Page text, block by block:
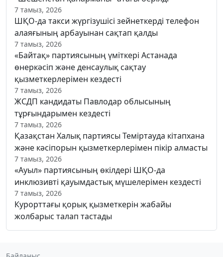
7 тамыз, 2026
ШҚО-да такси жүргізушісі зейнеткерді телефон
алаяғының арбауынан сақтап қалды
7 тамыз, 2026
«Байтақ» партиясының үміткері Астанада
өнеркәсіп және денсаулық сақтау
қызметкерлерімен кездесті
7 тамыз, 2026
ЖСДП кандидаты Павлодар облысының
тұрғындарымен кездесті
7 тамыз, 2026
Қазақстан Халық партиясы Теміртауда кітапхана
және кәсіпорын қызметкерлерімен пікір алмасты
7 тамыз, 2026
«Ауыл» партиясының өкілдері ШҚО-да
инклюзивті қауымдастық мүшелерімен кездесті
7 тамыз, 2026
Курорттағы қорық қызметкерін жабайы
жолбарыс талап тастады